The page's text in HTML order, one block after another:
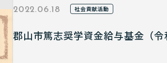
2022.06.18 社会貢献活動
郡山市篤志奨学資金給与基金（令